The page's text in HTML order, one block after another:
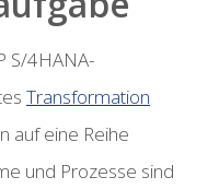
S/4HANA-
Transformation
auf eine Reihe
und Prozesse sind